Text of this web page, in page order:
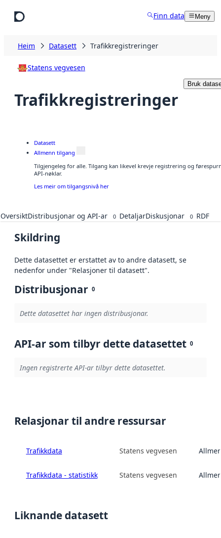
Finn data Meny
Heim Datasett Trafikkregistreringer
Statens vegvesen
Trafikkregistreringer
Bruk
Datasett
Allmenn tilgang
Tilgjengeleg for alle. Tilgang kan likevel krevje registrering og
API-nøklar.
Les meir om tilgangsnivå her
OversiktDistribusjonar og API-ar 0 DetaljarDiskusjonar 0 RDF
Skildring
Dette datasettet er erstattet av to andre datasett, se
nedenfor under "Relasjoner til datasett".
Distribusjonar 0
Dette datasettet har ingen distribusjonar.
API-ar som tilbyr dette datasettet 0
Ingen registrerte API-ar tilbyr dette datasettet.
Relasjonar til andre ressursar
Trafikkdata Statens vegvesen
Trafikkdata - statistikk Statens vegvesen
Liknande datasett